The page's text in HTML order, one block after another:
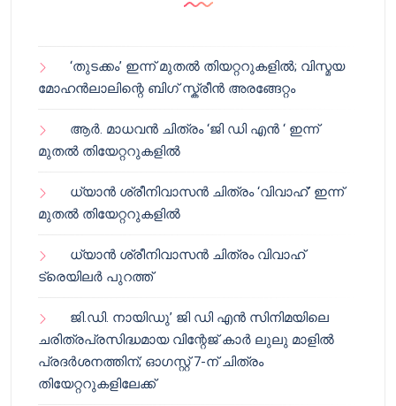
‘തുടക്കം’ ഇന്ന് മുതൽ തിയറ്ററുകളിൽ; വിസ്മയ
മോഹൻലാലിന്റെ ബിഗ് സ്ക്രീൻ അരങ്ങേറ്റം
ആർ. മാധവൻ ചിത്രം ‘ജി ഡി എൻ ‘ ഇന്ന്
മുതൽ തിയേറ്ററുകളിൽ
ധ്യാൻ ശ്രീനിവാസൻ ചിത്രം ‘വിവാഹ്’ ഇന്ന്
മുതൽ തിയേറ്ററുകളിൽ
ധ്യാൻ ശ്രീനിവാസൻ ചിത്രം വിവാഹ്
ട്രെയിലർ പുറത്ത്
ജി.ഡി. നായിഡു’ ജി ഡി എൻ സിനിമയിലെ
ചരിത്രപ്രസിദ്ധമായ വിന്റേജ് കാർ ലുലു മാളിൽ
പ്രദർശനത്തിന്; ഓഗസ്റ്റ് 7-ന് ചിത്രം
തിയേറ്ററുകളിലേക്ക്